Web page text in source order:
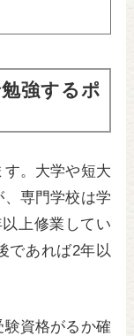
強するポ
。大学や短大
専門学校は学
上修業してい
であれば2年以
資格がるか確